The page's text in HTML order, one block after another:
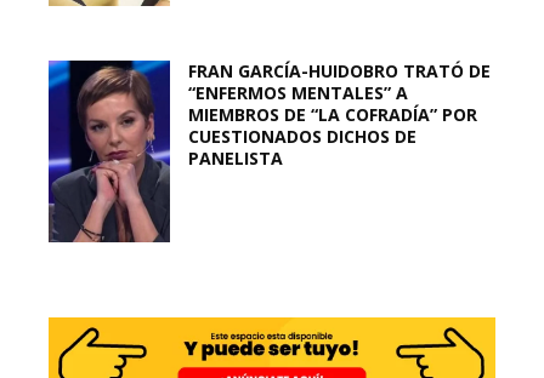
FRAN GARCÍA-HUIDOBRO TRATÓ DE
“ENFERMOS MENTALES” A
MIEMBROS DE “LA COFRADÍA” POR
CUESTIONADOS DICHOS DE
PANELISTA